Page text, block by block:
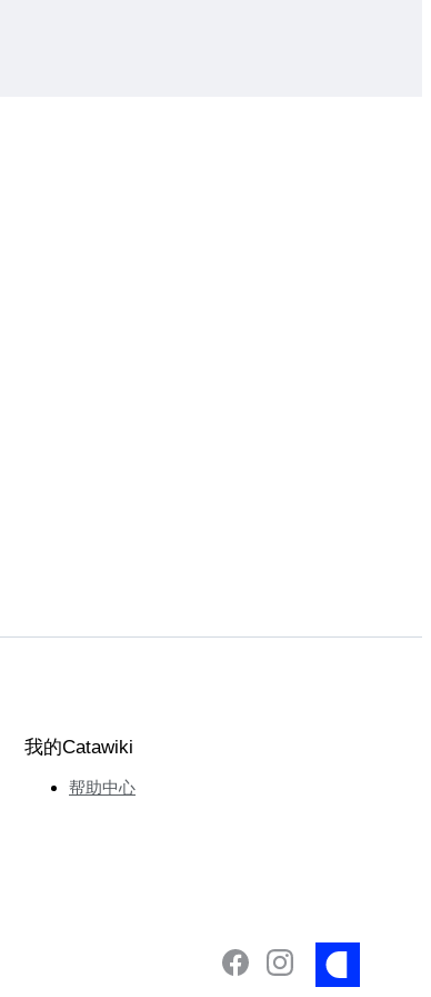
我的Catawiki
帮助中心